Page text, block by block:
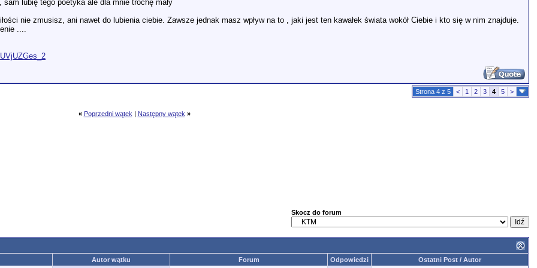
lubię tego poetyka ale dla mnie trochę mały
nie zmusisz, ani nawet do lubienia ciebie. Zawsze jednak masz wpływ na to , jaki jest ten kawałek świata wokół Ciebie i kto się w nim znajduje.
....
Strona 4 z 5 < 1 2 3 4 5 >
« Poprzedni wątek | Następny wątek »
Skocz do forum
Autor wątku Forum Odpowiedzi Ostatni Post / Autor